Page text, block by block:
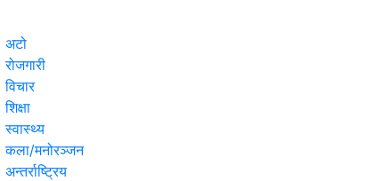
अटो
रोजगारी
विचार
शिक्षा
स्वास्थ्य
कला/मनोरञ्जन
अन्तर्राष्ट्रिय